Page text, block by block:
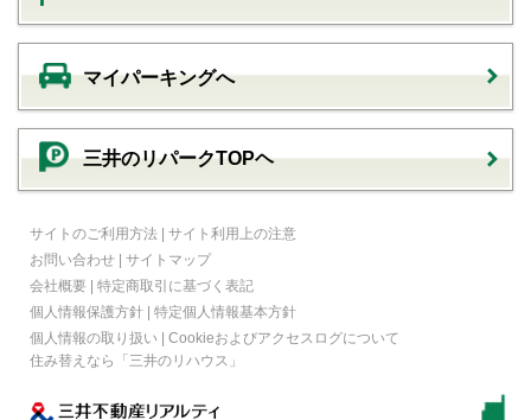
マイパーキングへ
三井のリパークTOPヘ
サイトのご利用方法 | サイト利用上の注意
お問い合わせ | サイトマップ
会社概要 | 特定商取引に基づく表記
個人情報保護方針 | 特定個人情報基本方針
個人情報の取り扱い | Cookieおよびアクセスログについて
住み替えなら
「三井のリハウス」